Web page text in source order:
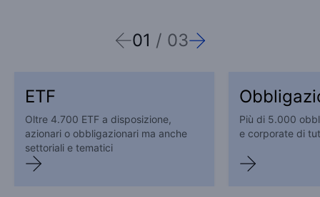
01 / 03
ETF
Oltre 4.700 ETF a disposizione,
azionari o obbligazionari ma anche
settoriali e tematici
Più di 5.000
e corporate di